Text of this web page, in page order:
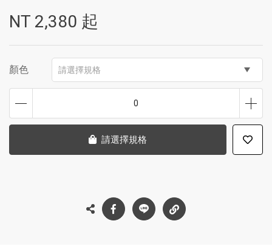
NT 2,380 起
顏色 請選擇規格
0
請選擇規格